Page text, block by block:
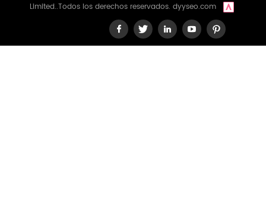
Limited..Todos los derechos reservados. dyyseo.com